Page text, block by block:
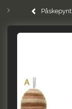
Påskepynt